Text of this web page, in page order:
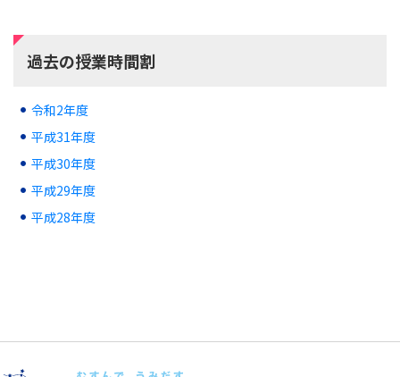
過去の授業時間割
令和2年度
平成31年度
平成30年度
平成29年度
平成28年度